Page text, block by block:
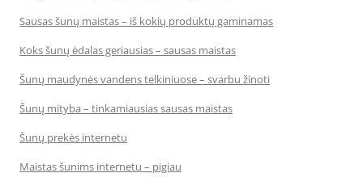
Sausas šunų maistas – iš kokių produktų gaminamas
Koks šunų ėdalas geriausias – sausas maistas
Šunų maudynės vandens telkiniuose – svarbu žinoti
Šunų mityba – tinkamiausias sausas maistas
Šunų prekės internetu
Maistas šunims internetu – pigiau